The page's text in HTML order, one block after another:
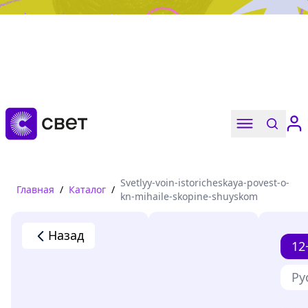
Дружба, любовь, взросление
Читать
Главная / Каталог /
Svetlyy-voin-istoricheskaya-povest-o-
kn-mihaile-skopine-shuyskom
Назад